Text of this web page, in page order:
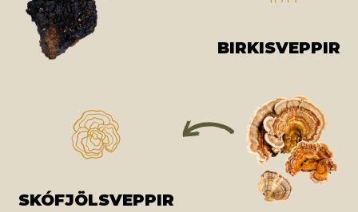
BIRKISVEPPIR
SKÓFJÖLSVEPPIR